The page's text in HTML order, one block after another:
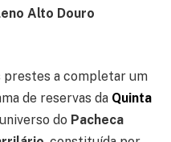
Alto Douro
prestes a completar um
de reservas da Quinta
do Pacheca